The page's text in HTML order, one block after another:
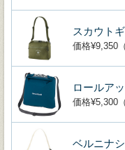
スカウト
価格¥9,350
ロールア
価格¥5,300
ベルニナ